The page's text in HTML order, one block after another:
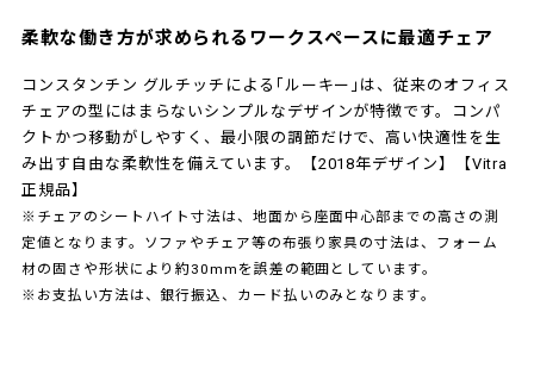
柔軟な働き方が求められるワークスペースに最適チェア
コンスタンチン グルチッチによる｢ルーキー｣は、従来のオフィス
チェアの型にはまらないシンプルなデザインが特徴です。コンパ
クトかつ移動がしやすく、最小限の調節だけで、高い快適性を生
み出す自由な柔軟性を備えています。【2018年デザイン】【Vitra
正規品】
※チェアのシートハイト寸法は、地面から座面中心部までの高さの測
定値となります。ソファやチェア等の布張り家具の寸法は、フォーム
材の固さや形状により約30mmを誤差の範囲としています。
※お支払い方法は、銀行振込、カード払いのみとなります。